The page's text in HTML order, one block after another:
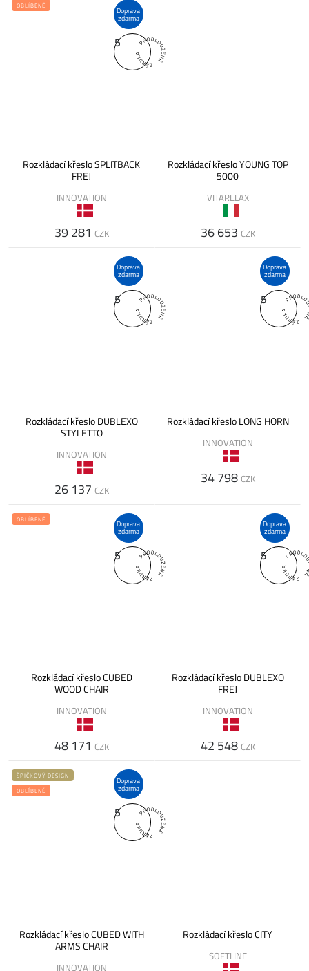
Doprava
zdarma
5
OBLÍBENÉ
Rozkládací křeslo SPLITBACK
FREJ
INNOVATION
39 281 CZK
Rozkládací křeslo YOUNG TOP
5000
VITARELAX
36 653 CZK
Doprava
zdarma
5
Rozkládací křeslo DUBLEXO
STYLETTO
INNOVATION
26 137 CZK
Doprava
zdarma
5
Rozkládací křeslo LONG HORN
INNOVATION
34 798 CZK
Doprava
zdarma
5
OBLÍBENÉ
Rozkládací křeslo CUBED
WOOD CHAIR
INNOVATION
48 171 CZK
Doprava
zdarma
5
Rozkládací křeslo DUBLEXO
FREJ
INNOVATION
42 548 CZK
Doprava
zdarma
5
ŠPIČKOVÝ DESIGN
OBLÍBENÉ
Rozkládací křeslo CUBED WITH
ARMS CHAIR
INNOVATION
Rozkládací křeslo CITY
SOFTLINE